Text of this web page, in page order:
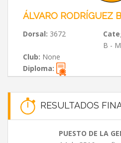
ÁLVARO RODRÍGUEZ
Dorsal: 3672
B - M
Club: None
Diploma:
RESULTADOS
PUESTO DE LA